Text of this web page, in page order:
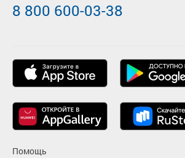
Помощь
8 800 600-03-38